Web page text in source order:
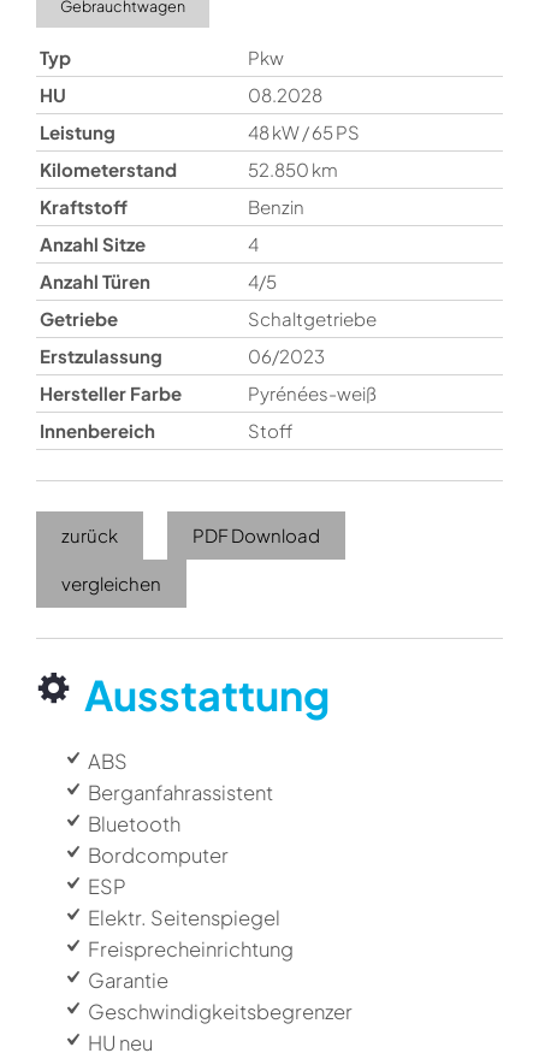
Gebrauchtwagen
Typ
Pkw
HU
08.2028
Leistung
48 kW / 65 PS
Kilometerstand
52.850 km
Kraftstoff
Benzin
Anzahl Sitze
4
Anzahl Türen
4/5
Getriebe
Schaltgetriebe
Erstzulassung
06/2023
Hersteller Farbe
Pyrénées-weiß
Innenbereich
Stoff
zurück PDF Download
vergleichen
Ausstattung
ABS
Berganfahrassistent
Bluetooth
Bordcomputer
ESP
Elektr. Seitenspiegel
Freisprecheinrichtung
Garantie
Geschwindigkeitsbegrenzer
HU neu